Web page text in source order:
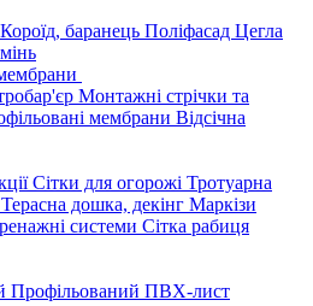
Короїд, баранець Поліфасад Цегла
Монтажні стрічки та
мембрани Відсічна
Сітки для огорожі Тротуарна
Терасна дошка, декінг Маркізи
системи Сітка рабиця
Профільований ПВХ-лист